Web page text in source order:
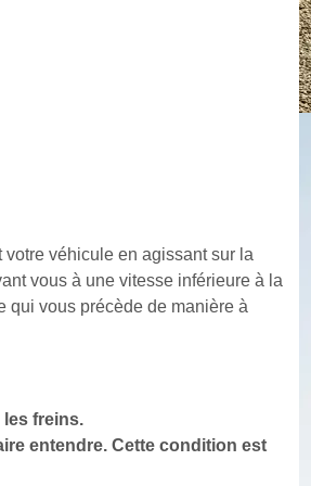
véhicule en agissant sur la
vous à une vitesse inférieure à la
qui vous précède de manière à
freins.
entendre. Cette condition est